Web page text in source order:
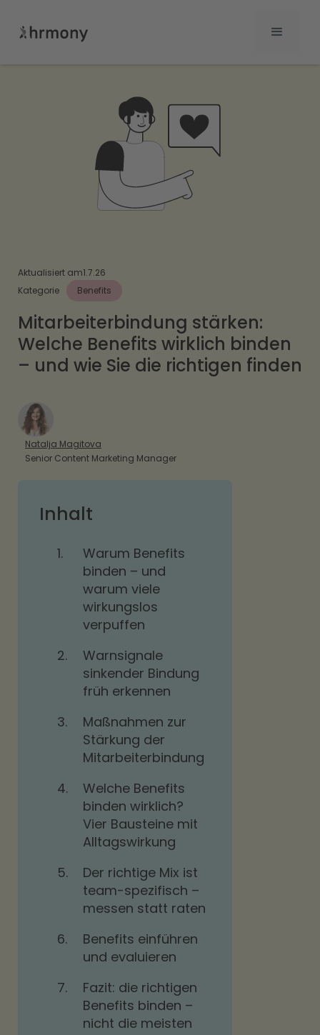
Aktualisiert am1.7.26
Kategorie
Benefits
Mitarbeiterbindung stärken:
Welche Benefits wirklich binden
– und wie Sie die richtigen finden
Natalja Magitova
Senior Content Marketing Manager
Inhalt
1.
Warum Benefits
binden – und
warum viele
wirkungslos
verpuffen
2.
Warnsignale
sinkender Bindung
früh erkennen
3.
Maßnahmen zur
Stärkung der
Mitarbeiterbindung
4.
Welche Benefits
binden wirklich?
Vier Bausteine mit
Alltagswirkung
5.
Der richtige Mix ist
team-spezifisch –
messen statt raten
6.
Benefits einführen
und evaluieren
7.
Fazit: die richtigen
Benefits binden –
nicht die meisten